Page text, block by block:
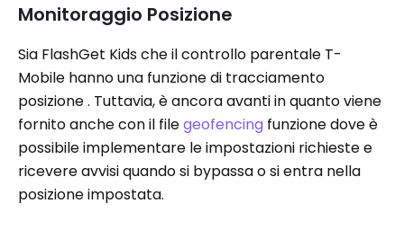
Monitoraggio Posizione
Sia FlashGet Kids che il controllo parentale T-
Mobile hanno una funzione di tracciamento
posizione . Tuttavia, è ancora avanti in quanto viene
fornito anche con il filegeofencing funzione dove è
possibile implementare le impostazioni richieste e
ricevere avvisi quando si bypassa o si entra nella
posizione impostata.